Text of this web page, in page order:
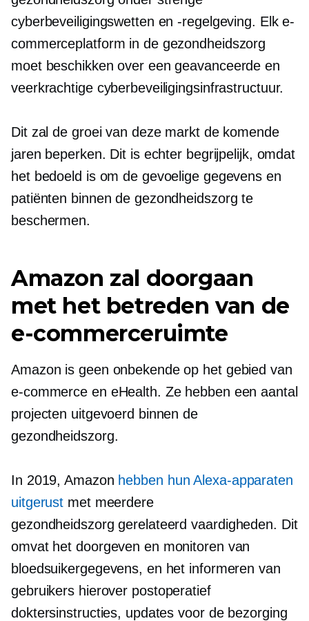
cyberbeveiligingswetten en -regelgeving. Elk e-
commerceplatform in de gezondheidszorg
moet beschikken over een geavanceerde en
veerkrachtige cyberbeveiligingsinfrastructuur.
Dit zal de groei van deze markt de komende
jaren beperken. Dit is echter begrijpelijk, omdat
het bedoeld is om de gevoelige gegevens en
patiënten binnen de gezondheidszorg te
beschermen.
Amazon zal doorgaan
met het betreden van de
e-commerceruimte
Amazon is geen onbekende op het gebied van
e-commerce en eHealth. Ze hebben een aantal
projecten uitgevoerd binnen de
gezondheidszorg.
In 2019, Amazon hebben hun Alexa-apparaten
uitgerust met meerdere
gezondheidszorg gerelateerd vaardigheden. Dit
omvat het doorgeven en monitoren van
bloedsuikergegevens, en het informeren van
gebruikers hierover postoperatief
doktersinstructies, updates voor de bezorging